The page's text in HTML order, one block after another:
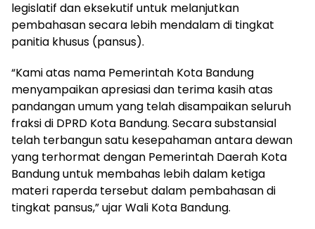
legislatif dan eksekutif untuk melanjutkan
pembahasan secara lebih mendalam di tingkat
panitia khusus (pansus).
“Kami atas nama Pemerintah Kota Bandung
menyampaikan apresiasi dan terima kasih atas
pandangan umum yang telah disampaikan seluruh
fraksi di DPRD Kota Bandung. Secara substansial
telah terbangun satu kesepahaman antara dewan
yang terhormat dengan Pemerintah Daerah Kota
Bandung untuk membahas lebih dalam ketiga
materi raperda tersebut dalam pembahasan di
tingkat pansus,” ujar Wali Kota Bandung.